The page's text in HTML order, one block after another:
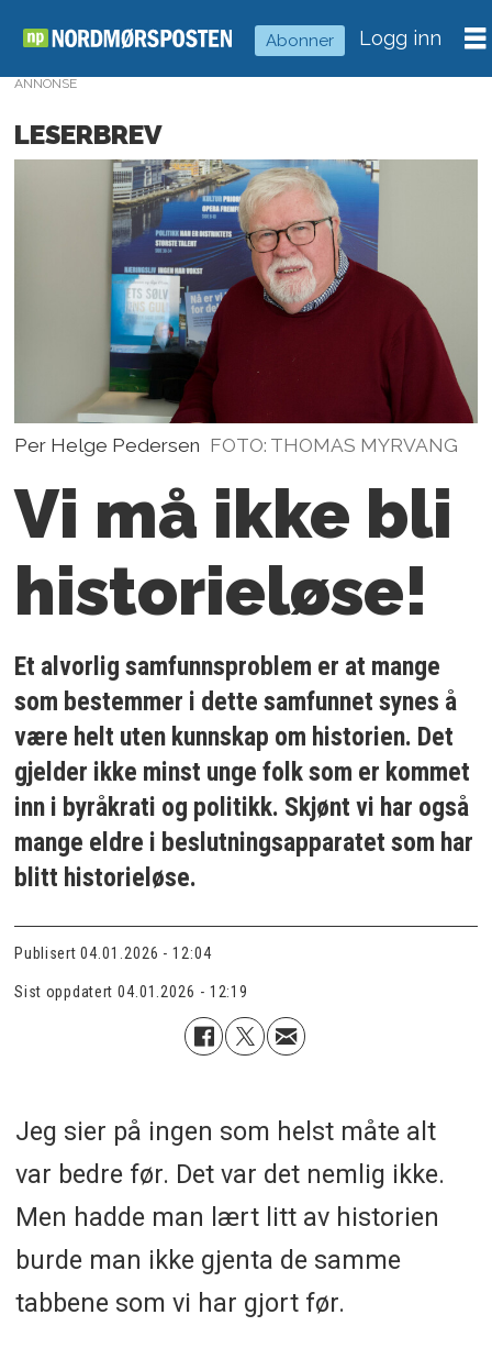
Abonner Logg inn
ANNONSE
LESERBREV
Per Helge Pedersen FOTO: THOMAS MYRVANG
Vi må ikke bli
historieløse!
Et alvorlig samfunnsproblem er at mange
som bestemmer i dette samfunnet synes å
være helt uten kunnskap om historien. Det
gjelder ikke minst unge folk som er kommet
inn i byråkrati og politikk. Skjønt vi har også
mange eldre i beslutningsapparatet som har
blitt historieløse.
Publisert 04.01.2026 - 12:04
Sist oppdatert 04.01.2026 - 12:19
Jeg sier på ingen som helst måte alt
var bedre før. Det var det nemlig ikke.
Men hadde man lært litt av historien
burde man ikke gjenta de samme
tabbene som vi har gjort før.